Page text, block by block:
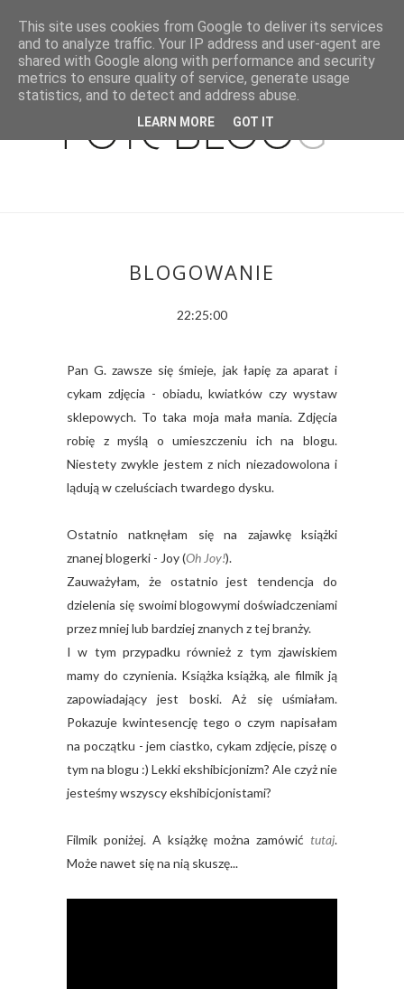
BLOGOWANIE
22:25:00
Pan G. zawsze się śmieje, jak łapię za aparat i
cykam zdjęcia - obiadu, kwiatków czy wystaw
sklepowych. To taka moja mała mania. Zdjęcia
robię z myślą o umieszczeniu ich na blogu.
Niestety zwykle jestem z nich niezadowolona i
lądują w czeluściach twardego dysku.
Ostatnio natknęłam się na zajawkę książki
znanej blogerki - Joy (Oh Joy!).
Zauważyłam, że ostatnio jest tendencja do
dzielenia się swoimi blogowymi doświadczeniami
przez mniej lub bardziej znanych z tej branży.
I w tym przypadku również z tym zjawiskiem
mamy do czynienia. Książka książką, ale filmik ją
zapowiadający jest boski. Aż się uśmiałam.
Pokazuje kwintesencję tego o czym napisałam
na początku - jem ciastko, cykam zdjęcie, piszę o
tym na blogu :) Lekki ekshibicjonizm? Ale czyż nie
jesteśmy wszyscy ekshibicjonistami?
Filmik poniżej. A książkę można zamówić tutaj.
Może nawet się na nią skuszę...
This site uses cookies from Google to deliver its services
and to analyze traffic. Your IP address and user-agent are
shared with Google along with performance and security
metrics to ensure quality of service, generate usage
statistics, and to detect and address abuse.
LEARN MORE GOT IT